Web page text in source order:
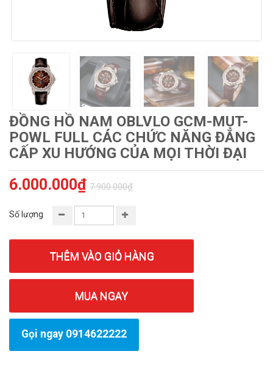
ĐỒNG HỒ NAM OBLVLO GCM-MUT-
POWL FULL CÁC CHỨC NĂNG ĐẲNG
CẤP XU HƯỚNG CỦA MỌI THỜI ĐẠI
6.000.000₫ 7.900.000₫
Số lượng
THÊM VÀO GIỎ HÀNG
MUA NGAY
Gọi ngay 0914622222